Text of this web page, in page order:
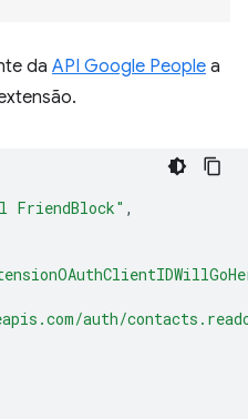
da API Google People a
FriendBlock" ,
auth/